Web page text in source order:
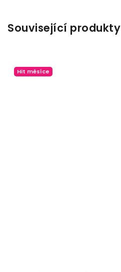
Související produkty
Hit měsíce